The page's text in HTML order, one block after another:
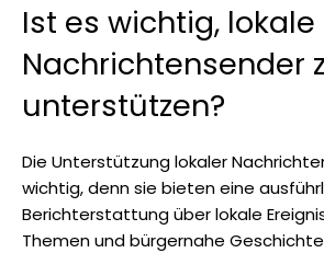
Ist es wichtig, lokale
Nachrichtensender
unterstützen?
Die Unterstützung lokaler
wichtig, denn sie bieten eine
Berichterstattung über lokale
Themen und bürgernahe